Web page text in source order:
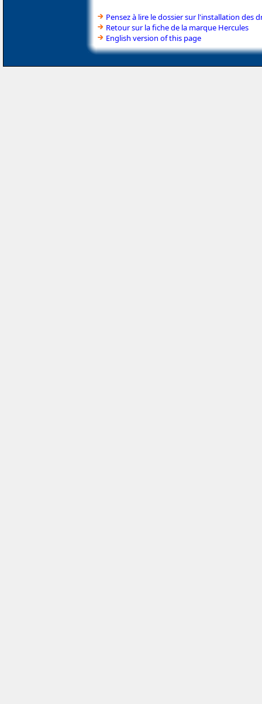
Pensez à lire le dossier sur l'installation des
Retour sur la fiche de la marque Hercules
English version of this page